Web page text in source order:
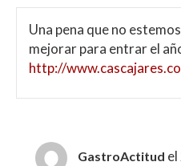
Una pena que no
mejorar para entrar el
http://
GastroActitud